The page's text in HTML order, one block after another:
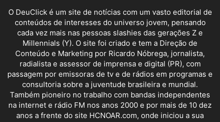
O DeuClick é um site de notícias com um vasto editorial de
conteúdos de interesses do universo jovem, pensando
cada vez mais nas pessoas slashies das gerações Z e
Millennials (Y). O site foi criado e tem a Direção de
Conteúdo e Marketing por Ricardo Nóbrega, jornalista,
radialista e assessor de imprensa e digital (PR), com
passagem por emissoras de tv e de rádios em programas e
consultoria sobre a juventude brasileira e mundial.
Também pioneiro no trabalho com bandas independentes
na internet e rádio FM nos anos 2000 e por mais de 10 dez
anos a frente do site HCNOAR.com, onde iniciou a sua